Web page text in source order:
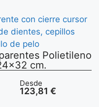
Polietileno
cm.
Desde
123,81 €